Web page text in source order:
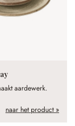
aardewerk.
naar het product »